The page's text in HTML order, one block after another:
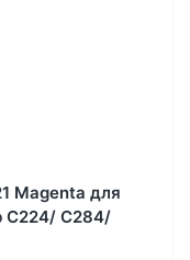
Magenta для
С224/ C284/